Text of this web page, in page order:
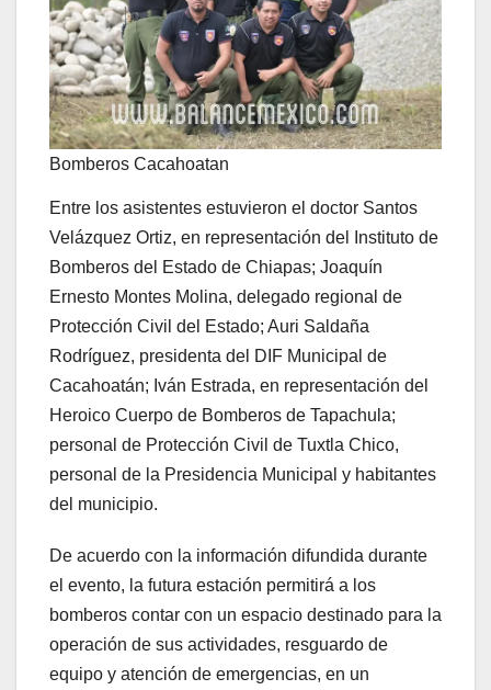
Bomberos Cacahoatan
Entre los asistentes estuvieron el doctor Santos
Velázquez Ortiz, en representación del Instituto de
Bomberos del Estado de Chiapas; Joaquín
Ernesto Montes Molina, delegado regional de
Protección Civil del Estado; Auri Saldaña
Rodríguez, presidenta del DIF Municipal de
Cacahoatán; Iván Estrada, en representación del
Heroico Cuerpo de Bomberos de Tapachula;
personal de Protección Civil de Tuxtla Chico,
personal de la Presidencia Municipal y habitantes
del municipio.
De acuerdo con la información difundida durante
el evento, la futura estación permitirá a los
bomberos contar con un espacio destinado para la
operación de sus actividades, resguardo de
equipo y atención de emergencias, en un